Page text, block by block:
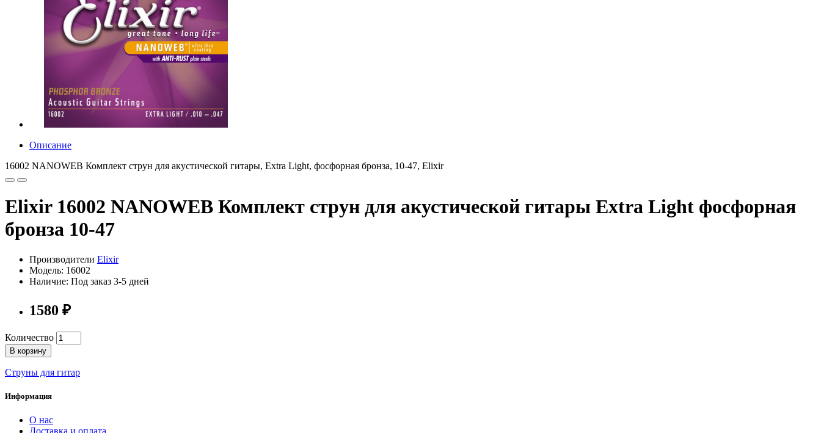
Описание
16002 NANOWEB Комплект струн для акустической гитары, Extra Light, фосфорная бронза, 10-47, Elixir
Elixir 16002 NANOWEB Комплект струн для акустической гитары Extra Light фосфорная
бронза 10-47
Производители Elixir
Модель: 16002
Наличие: Под заказ 3-5 дней
1580 ₽
Количество
В корзину
Струны для гитар
Информация
О нас
Доставка и оплата